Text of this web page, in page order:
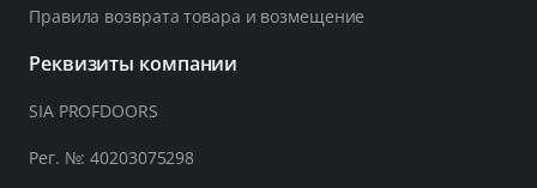
Правила возврата товара и возмещение
Реквизиты компании
SIA PROFDOORS
Рег. №: 40203075298